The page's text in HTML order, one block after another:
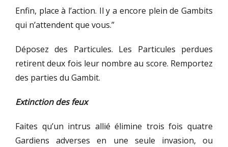
Enfin, place à l’action. Il y a encore plein de Gambits
qui n’attendent que vous.”
Déposez des Particules. Les Particules perdues
retirent deux fois leur nombre au score. Remportez
des parties du Gambit.
Extinction des feux
Faites qu’un intrus allié élimine trois fois quatre
Gardiens adverses en une seule invasion, ou